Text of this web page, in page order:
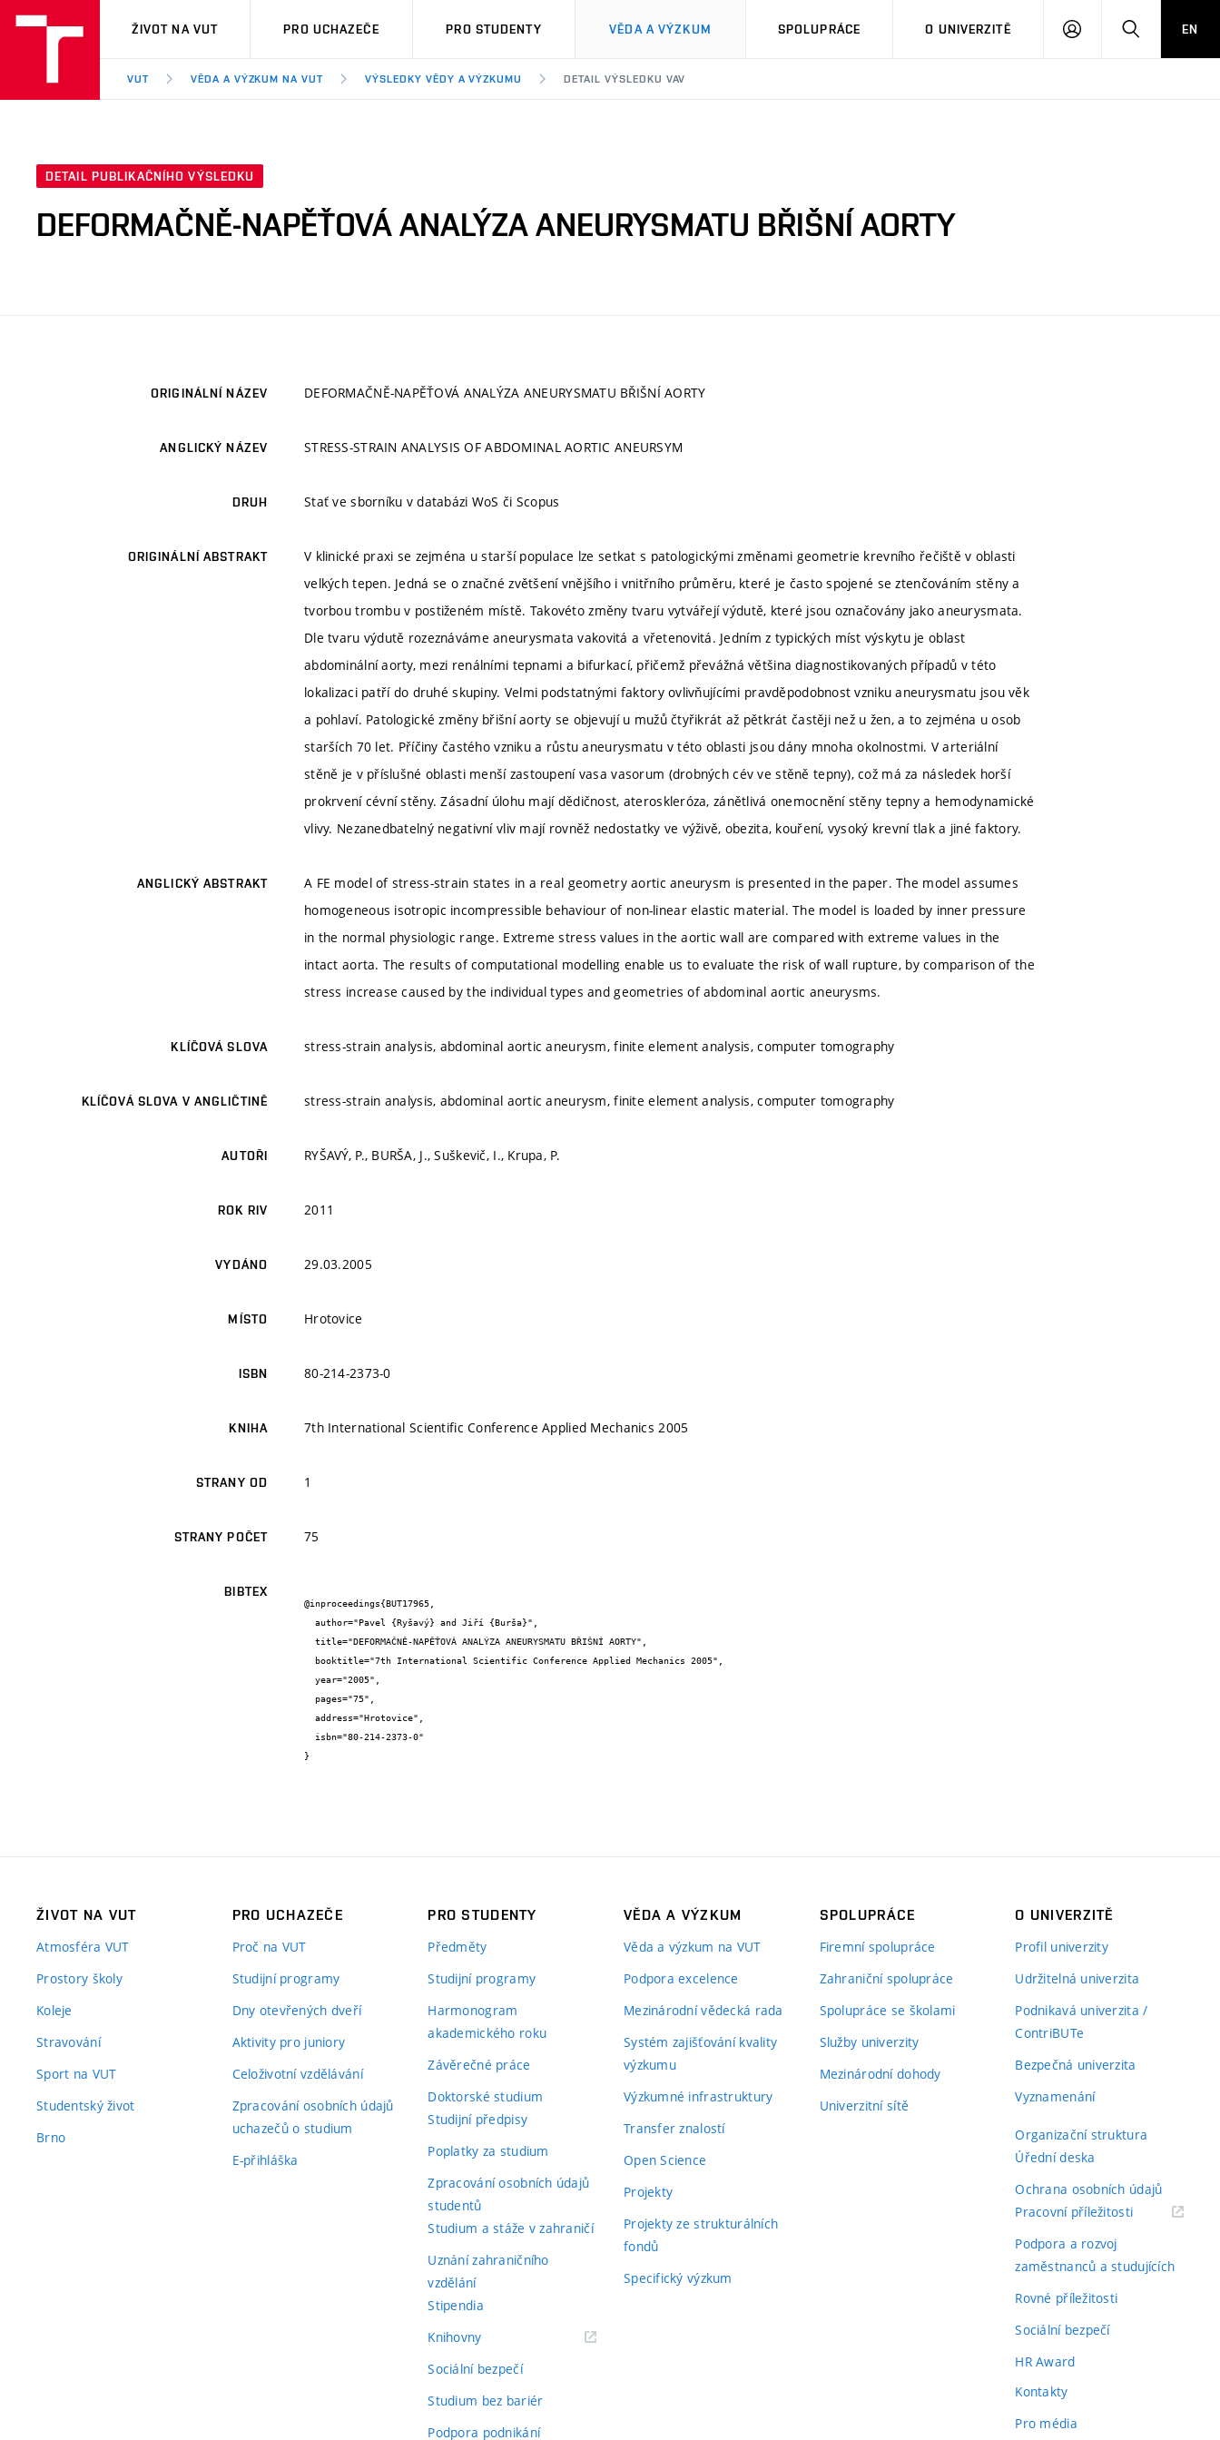
VUT
ŽIVOT NA VUT PRO UCHAZEČE PRO STUDENTY VĚDA A VÝZKUM SPOLUPRÁCE O UNIVERZITĚ
PŘIHLÁSIT HLEDATEN
VUT VĚDA A VÝZKUM NA VUT VÝSLEDKY VĚDY A VÝZKUMU DETAIL VÝSLEDKU VAV
DETAIL PUBLIKAČNÍHO VÝSLEDKU
DEFORMAČNĚ-NAPĚŤOVÁ ANALÝZA ANEURYSMATU BŘIŠNÍ AORTY
ORIGINÁLNÍ NÁZEV DEFORMAČNĚ-NAPĚŤOVÁ ANALÝZA ANEURYSMATU BŘIŠNÍ AORTY
ANGLICKÝ NÁZEV STRESS-STRAIN ANALYSIS OF ABDOMINAL AORTIC ANEURSYM
DRUH Stať ve sborníku v databázi WoS či Scopus
ORIGINÁLNÍ ABSTRAKT
V klinické praxi se zejména u starší populace lze setkat s patologickými změnami geometrie krevního řečiště v oblasti
velkých tepen. Jedná se o značné zvětšení vnějšího i vnitřního průměru, které je často spojené se ztenčováním stěny a
tvorbou trombu v postiženém místě. Takovéto změny tvaru vytvářejí výdutě, které jsou označovány jako aneurysmata.
Dle tvaru výdutě rozeznáváme aneurysmata vakovitá a vřetenovitá. Jedním z typických míst výskytu je oblast
abdominální aorty, mezi renálními tepnami a bifurkací, přičemž převážná většina diagnostikovaných případů v této
lokalizaci patří do druhé skupiny. Velmi podstatnými faktory ovlivňujícími pravděpodobnost vzniku aneurysmatu jsou věk
a pohlaví. Patologické změny břišní aorty se objevují u mužů čtyřikrát až pětkrát častěji než u žen, a to zejména u osob
starších 70 let. Příčiny častého vzniku a růstu aneurysmatu v této oblasti jsou dány mnoha okolnostmi. V arteriální
stěně je v příslušné oblasti menší zastoupení vasa vasorum (drobných cév ve stěně tepny), což má za následek horší
prokrvení cévní stěny. Zásadní úlohu mají dědičnost, ateroskleróza, zánětlivá onemocnění stěny tepny a hemodynamické
vlivy. Nezanedbatelný negativní vliv mají rovněž nedostatky ve výživě, obezita, kouření, vysoký krevní tlak a jiné faktory.
ANGLICKÝ ABSTRAKT
A FE model of stress-strain states in a real geometry aortic aneurysm is presented in the paper. The model assumes
homogeneous isotropic incompressible behaviour of non-linear elastic material. The model is loaded by inner pressure
in the normal physiologic range. Extreme stress values in the aortic wall are compared with extreme values in the
intact aorta. The results of computational modelling enable us to evaluate the risk of wall rupture, by comparison of the
stress increase caused by the individual types and geometries of abdominal aortic aneurysms.
KLÍČOVÁ SLOVA stress-strain analysis, abdominal aortic aneurysm, finite element analysis, computer tomography
KLÍČOVÁ SLOVA V ANGLIČTINĚ stress-strain analysis, abdominal aortic aneurysm, finite element analysis, computer tomography
AUTOŘI RYŠAVÝ, P., BURŠA, J., Suškevič, I., Krupa, P.
ROK RIV 2011
VYDÁNO 29.03.2005
MÍSTO Hrotovice
ISBN 80-214-2373-0
KNIHA 7th International Scientific Conference Applied Mechanics 2005
STRANY OD 1
STRANY POČET 75
BIBTEX
@inproceedings{BUT17965,
}
ŽIVOT NA VUT
Atmosféra VUT
Prostory školy
Koleje
Stravování
Sport na VUT
Studentský život
Brno
PRO UCHAZEČE
Proč na VUT
Studijní programy
Dny otevřených dveří
Aktivity pro juniory
Celoživotní vzdělávání
Zpracování osobních údajů
uchazečů o studium
E-přihláška
PRO STUDENTY
Předměty
Studijní programy
Harmonogram
akademického roku
Závěrečné práce
Doktorské studium
Studijní předpisy
Poplatky za studium
Zpracování osobních údajů
studentů
Studium a stáže v zahraničí
Uznání zahraničního
vzdělání
Stipendia
Knihovny(externí
Sociální bezpečí
Studium bez bariér
Podpora podnikání
VĚDA A VÝZKUM
Věda a výzkum na VUT
Podpora excelence
Mezinárodní vědecká rada
Systém zajišťování kvality
výzkumu
Výzkumné infrastruktury
Transfer znalostí
Open Science
Projekty
Projekty ze strukturálních
fondů
Specifický výzkum
SPOLUPRÁCE
Firemní spolupráce
Zahraniční spolupráce
Spolupráce se školami
Služby univerzity
Mezinárodní dohody
Univerzitní sítě
O UNIVERZITĚ
Profil univerzity
Udržitelná univerzita
Podnikavá univerzita /
ContriBUTe
Bezpečná univerzita
Vyznamenání
Organizační struktura
Úřední deska
Ochrana osobních údajů
Pracovní příležitosti(externí
Podpora a rozvoj
zaměstnanců a studujících
Rovné příležitosti
Sociální bezpečí
HR Award
Kontakty
Pro média